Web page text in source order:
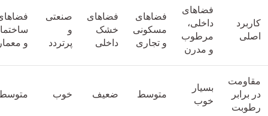
کاربرد
اصلی
فضاهای
داخلی،
مرطوب
و مدرن
فضاهای
مسکونی
و تجاری
فضاهای
خشک
داخلی
صنعتی
و
پرتردد
و
مقاومت
در برابر
رطوبت
بسیار
خوب
متوسط ضعیف خوب